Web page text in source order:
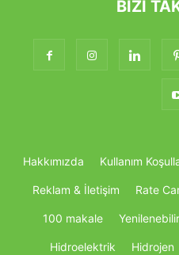
BIZI
Hakkımızda Kullanım
Reklam & İletişim Rate
100 makale
Hidroelektrik Hidrojen